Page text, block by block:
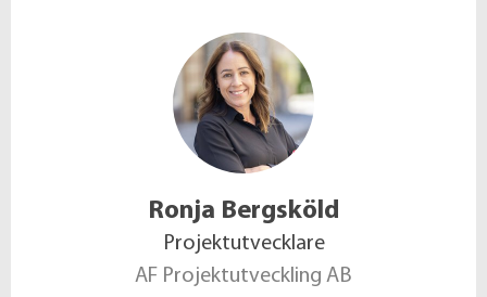
Ronja Bergsköld
Projektutvecklare
AF Projektutveckling AB